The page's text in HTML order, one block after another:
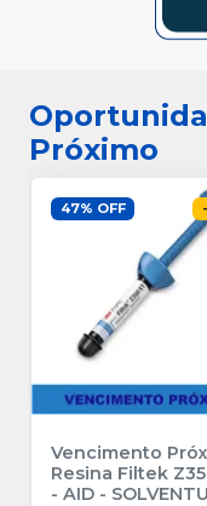
Próximo
47% OFF -
Vencimento
Resina Filtek
- AID -